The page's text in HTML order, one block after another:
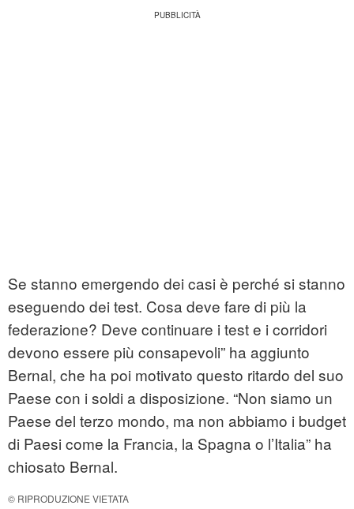
Se stanno emergendo dei casi è perché si stanno
eseguendo dei test. Cosa deve fare di più la
federazione? Deve continuare i test e i corridori
devono essere più consapevoli” ha aggiunto
Bernal, che ha poi motivato questo ritardo del suo
Paese con i soldi a disposizione. “Non siamo un
Paese del terzo mondo, ma non abbiamo i budget
di Paesi come la Francia, la Spagna o l’Italia” ha
chiosato Bernal.
© RIPRODUZIONE VIETATA